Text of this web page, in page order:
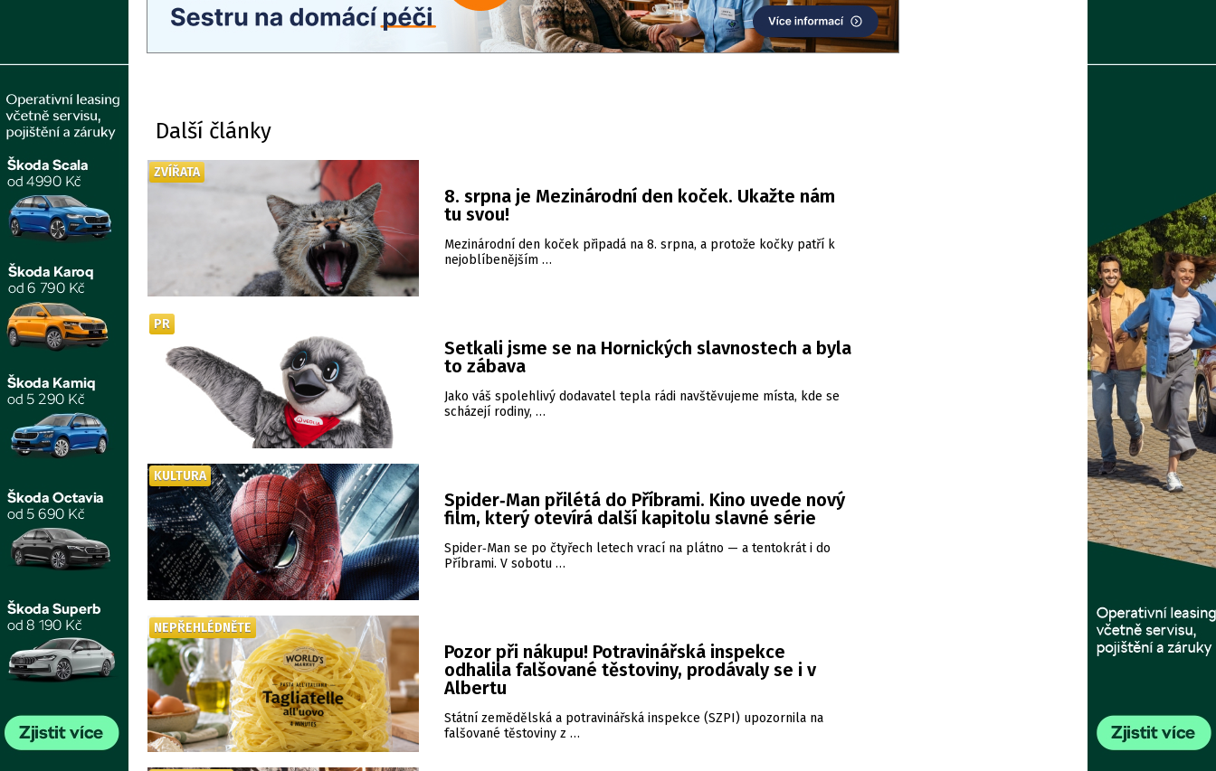
Další články
8. srpna je Mezinárodní den koček. Ukažte nám
tu svou!
Mezinárodní den koček připadá na 8. srpna, a protože kočky patří k
nejoblíbenějším …
ZVÍŘATA
Setkali jsme se na Hornických slavnostech a byla
to zábava
Jako váš spolehlivý dodavatel tepla rádi navštěvujeme místa, kde se
scházejí rodiny, …
PR
Spider‑Man přilétá do Příbrami. Kino uvede nový
film, který otevírá další kapitolu slavné série
Spider‑Man se po čtyřech letech vrací na plátno — a tentokrát i do
Příbrami. V sobotu …
KULTURA
Pozor při nákupu! Potravinářská inspekce
odhalila falšované těstoviny, prodávaly se i v
Albertu
Státní zemědělská a potravinářská inspekce (SZPI) upozornila na
falšované těstoviny z …
NEPŘEHLÉDNĚTE